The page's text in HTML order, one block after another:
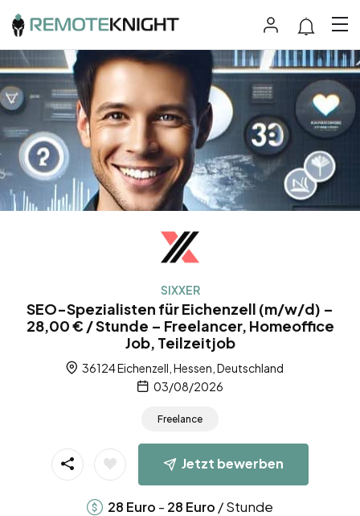
SIXXER
SEO-Spezialisten für Eichenzell (m/w/d) –
28,00 € / Stunde – Freelancer, Homeoffice
Job, Teilzeitjob
36124 Eichenzell, Hessen, Deutschland
03/08/2026
Freelance
Jetzt bewerben
28 Euro - 28 Euro / Stunde